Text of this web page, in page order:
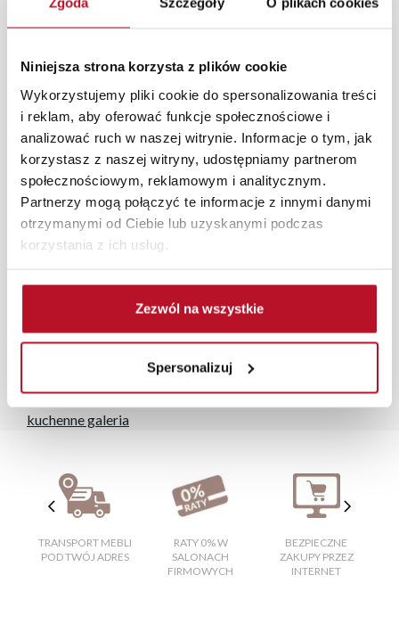
Niniejsza strona korzysta z plików cookie
Wykorzystujemy pliki cookie do spersonalizowania treści
i reklam, aby oferować funkcje społecznościowe i
analizować ruch w naszej witrynie. Informacje o tym, jak
korzystasz z naszej witryny, udostępniamy partnerom
społecznościowym, reklamowym i analitycznym.
Partnerzy mogą połączyć te informacje z innymi danymi
otrzymanymi od Ciebie lub uzyskanymi podczas
korzystania z ich usług.
Zezwól na wszystkie
Spersonalizuj
W każdym z salonów mebli Bodzio oferujemy pomoc w
aranżacji mebli, a nasi pracownicy z wykorzystaniem
przygotują kompleksową wizualizację Państwa
pomieszczenia wraz z wyceną. Każde zamówienie
złożone w sklepie stacjonarnym dostarczymy do 3 dni
roboczych na terenie całej Polski. W przypadku
zamówień internetowych czas dostawy wynosi do 5 dni
roboczych, również na terenie całego kraju. Wszystkie
zamówienia powyżej 1000 zł dostarczamy gratis
niezależnie od miejsca złożenia zamówienia.
Zdjęcia produktów mają charakter poglądowy.
się od widocznych na ekranie, zależnie od ustawień
monitora, rodzaju wyświetlacza i oświetlenia.
materac nawierzchniowy
nastoletniej dziewczyny|szafa biała tanio|meble
kuchenne galeria
TRANSPORT MEBLI
POD TWÓJ ADRES
RATY 0% W
SALONACH
FIRMOWYCH
BEZPIECZNE
ZAKUPY PRZEZ
INTERNET